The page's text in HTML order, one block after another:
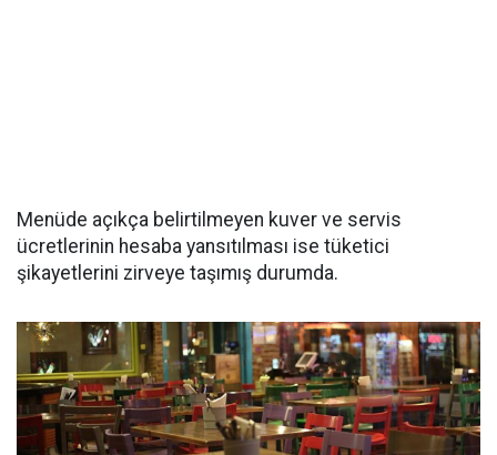
Menüde açıkça belirtilmeyen kuver ve servis
ücretlerinin hesaba yansıtılması ise tüketici
şikayetlerini zirveye taşımış durumda.